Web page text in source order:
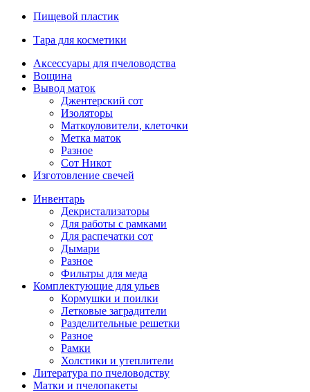
Пищевой пластик
Тара для косметики
Аксессуары для пчеловодства
Вощина
Вывод маток
Джентерский сот
Изоляторы
Маткоуловители, клеточки
Метка маток
Разное
Сот Никот
Изготовление свечей
Инвентарь
Декристализаторы
Для работы с рамками
Для распечатки сот
Дымари
Разное
Фильтры для меда
Комплектующие для ульев
Кормушки и поилки
Летковые заградители
Разделительные решетки
Разное
Рамки
Холстики и утеплители
Литература по пчеловодству
Матки и пчелопакеты